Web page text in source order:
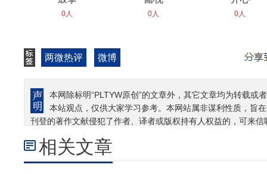
0人 0人 0人
两微热评 微博
本网除标明“PLTYW原创”的文章外，其它文章均为转载
本站观点，仅供大家学习参考。本网站属非谋利性质，旨
刊登的著作文献侵犯了作者、译者或版权持有人权益的，可来
相关文章